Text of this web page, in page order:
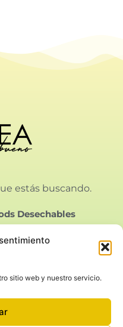
sitio web y nuestro servicio.
estás buscando.
Desechables